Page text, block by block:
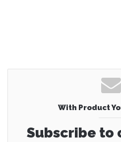
With Product
Subscribe to